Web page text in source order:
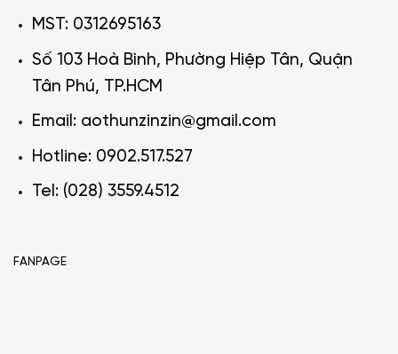
MST: 0312695163
Số 103 Hoà Bình, Phường Hiệp Tân, Quận
Tân Phú, TP.HCM
Email: aothunzinzin@gmail.com
Hotline: 0902.517.527
Tel: (028) 3559.4512
FANPAGE